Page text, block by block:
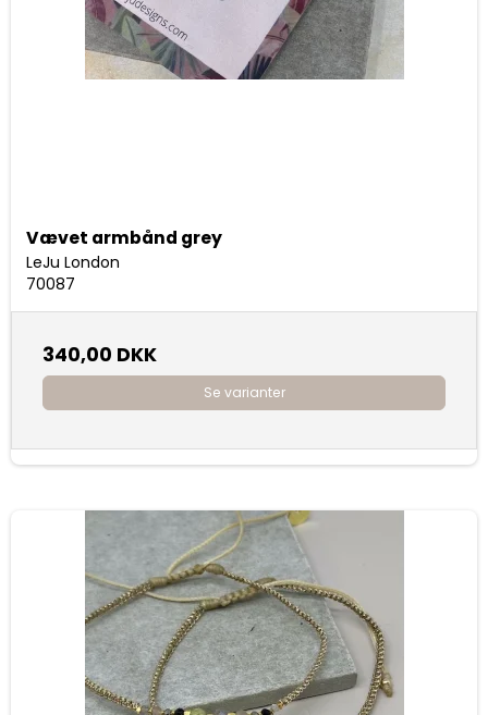
Vævet armbånd grey
LeJu London
70087
340,00 DKK
Se varianter